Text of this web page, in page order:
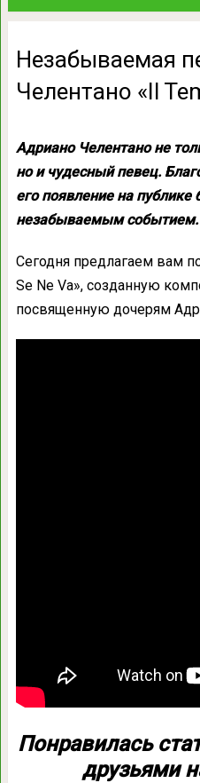
Незабываемая
Челентано «Il
Адриано Челентано не
но и чудесный певец.
его появление на
незабываемым событием.
Сегодня предлагаем вам
Se Ne Va», созданную
посвященную дочерям
Понравилась
друзьями